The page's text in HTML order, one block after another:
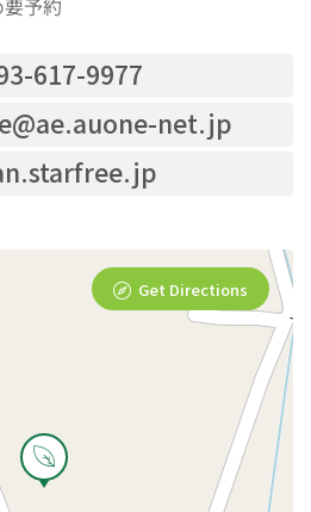
617-9977
net.jp
Get Directions